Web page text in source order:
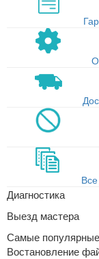
Диагностика
Выезд мастера
Самые
Востановление